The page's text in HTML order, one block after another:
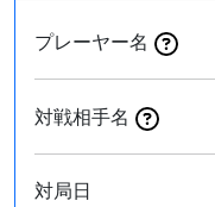
プレーヤー名
対戦相手名
対局日